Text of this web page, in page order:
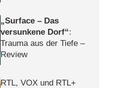
Surface – Das
versunkene Dorf :
Trauma aus der Tiefe –
Review
RTL, VOX und RTL+